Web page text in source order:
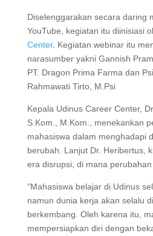
Diselenggarakan secara daring
YouTube, kegiatan itu diinisiasi
Center. Kegiatan webinar itu
narasumber yakni Gannish
PT. Dragon Prima Farma dan
Rahmawati Tirto, M.Psi
Kepala Udinus Career Center,
S.Kom., M.Kom., menekankan
mahasiswa dalam menghadapi
berubah. Lanjut Dr. Heribertus,
era disrupsi, di mana
“Mahasiswa belajar di Udinus
namun dunia kerja akan selalu
berkembang. Oleh karena itu,
mempersiapkan diri dengan